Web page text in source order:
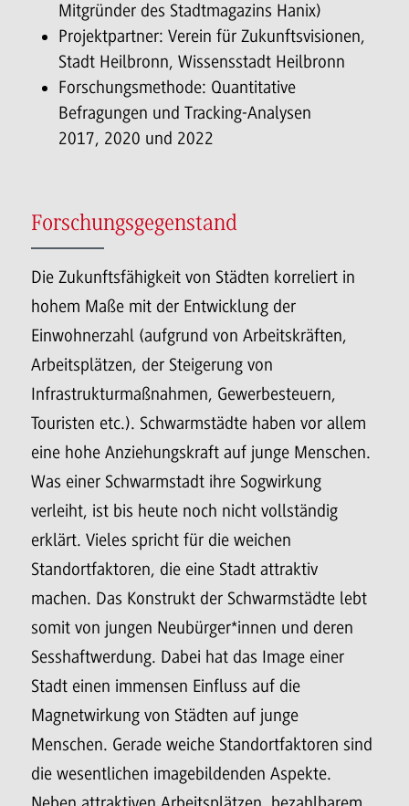
Mitgründer des Stadtmagazins Hanix)
Projektpartner: Verein für Zukunftsvisionen,
Stadt Heilbronn, Wissensstadt Heilbronn
Forschungsmethode: Quantitative
Befragungen und Tracking-Analysen
2017, 2020 und 2022
Forschungsgegenstand
Die Zukunftsfähigkeit von Städten korreliert in
hohem Maße mit der Entwicklung der
Einwohnerzahl (aufgrund von Arbeitskräften,
Arbeitsplätzen, der Steigerung von
Infrastrukturmaßnahmen, Gewerbesteuern,
Touristen etc.). Schwarmstädte haben vor allem
eine hohe Anziehungskraft auf junge Menschen.
Was einer Schwarmstadt ihre Sogwirkung
verleiht, ist bis heute noch nicht vollständig
erklärt. Vieles spricht für die weichen
Standortfaktoren, die eine Stadt attraktiv
machen. Das Konstrukt der Schwarmstädte lebt
somit von jungen Neubürger*innen und deren
Sesshaftwerdung. Dabei hat das Image einer
Stadt einen immensen Einfluss auf die
Magnetwirkung von Städten auf junge
Menschen. Gerade weiche Standortfaktoren sind
die wesentlichen imagebildenden Aspekte.